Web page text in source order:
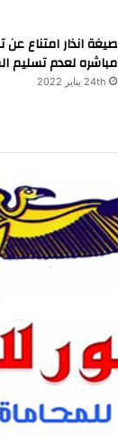
صيغة انذار امتناع
مباشره لعدم تسليم
24th يناير 2022